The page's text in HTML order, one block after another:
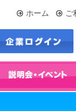
ホーム ご